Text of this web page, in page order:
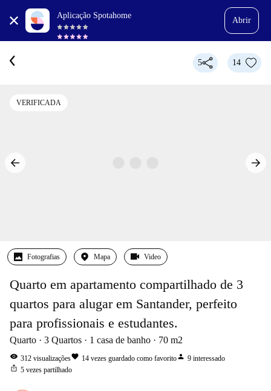
Aplicação Spotahome
Abrir
5 14
VERIFICADA
Fotografias Mapa Video
Quarto em apartamento compartilhado de 3
quartos para alugar em Santander, perfeito
para profissionais e estudantes.
Quarto 3 Quartos 1 casa de banho 70 m2
visibility 312 visualizaçõesfavorite 14 vezes guardado como favoritoperson 9 interessado
ios_share 5 vezes partilhado